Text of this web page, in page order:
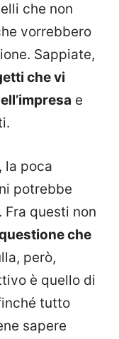
che non
vorrebbero
Sappiate,
che vi
e
la poca
potrebbe
questi non
che
però,
è quello di
tutto
sapere